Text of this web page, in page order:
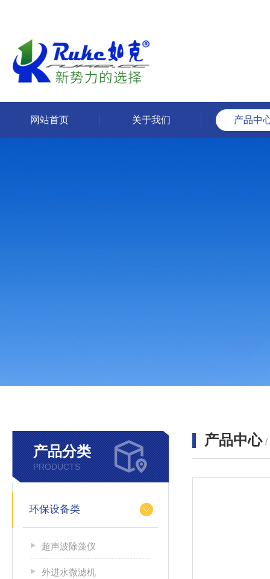
网站首页 关于我们 产品中
产品分类
PRODUCTS
环保设备类
超声波除藻仪
外进水微滤机
产品中心 /